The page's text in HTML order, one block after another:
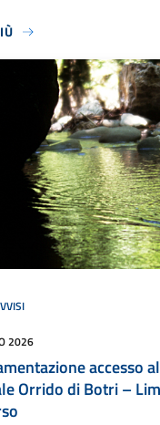
2026
accesso
Orrido di Botri –